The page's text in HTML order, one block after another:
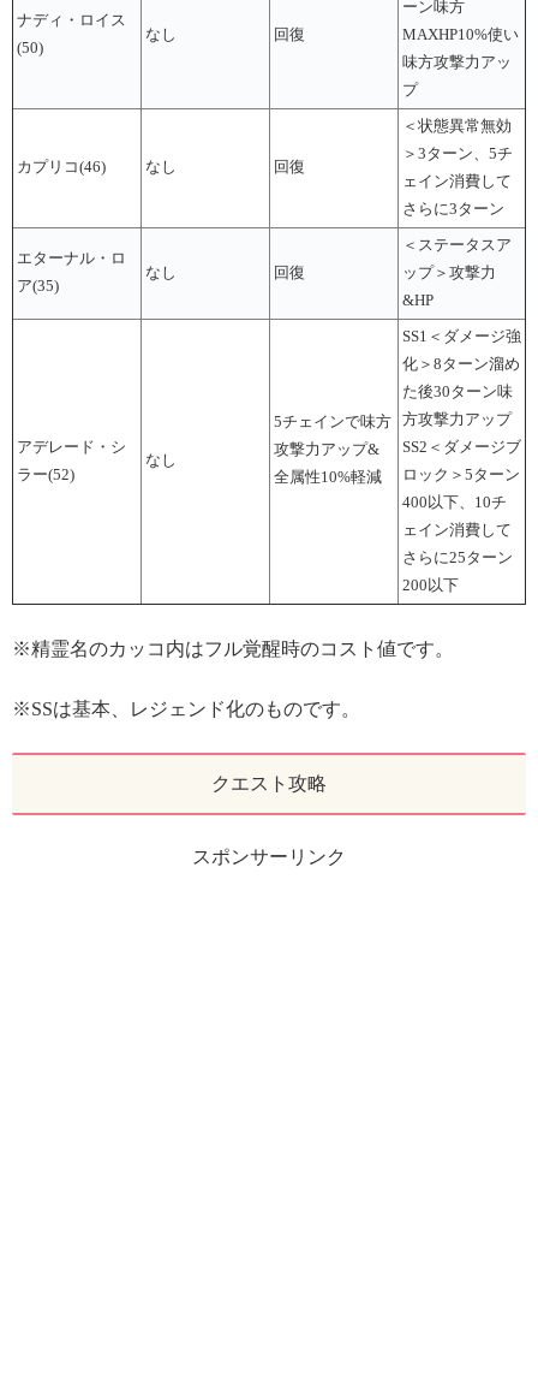
ナディ・ロイス
(50)
なし 回復
ーン味方
MAXHP10%使い
味方攻撃力アッ
プ
カプリコ(46) なし 回復
＜状態異常無効
＞3ターン、5チ
ェイン消費して
さらに3ターン
エターナル・ロ
ア(35)
なし 回復
＜ステータスア
ップ＞攻撃力
&HP
アデレード・シ
ラー(52)
なし
5チェインで味方
攻撃力アップ&
全属性10%軽減
SS1＜ダメージ強
化＞8ターン溜め
た後30ターン味
方攻撃力アップ
SS2＜ダメージブ
ロック＞5ターン
400以下、10チ
ェイン消費して
さらに25ターン
200以下
※精霊名のカッコ内はフル覚醒時のコスト値です。
※SSは基本、レジェンド化のものです。
クエスト攻略
スポンサーリンク